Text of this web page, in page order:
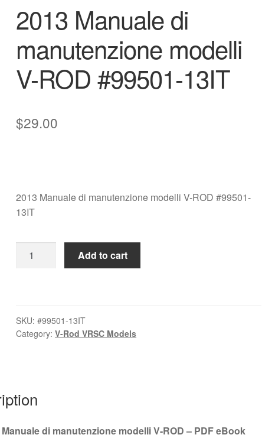
2013 Manuale di
manutenzione modelli
V-ROD #99501-13IT
$29.00
2013 Manuale di manutenzione modelli V-ROD #99501-
13IT
2013
V-
ROD
Add to cart
SKU:#99501-13IT
Category:V-Rod VRSC Models
Manuale di manutenzione modelli V-ROD – PDF eBook